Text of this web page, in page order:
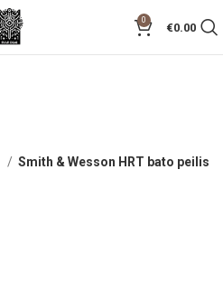
0
€0.00
Smith & Wesson HRT bato peilis